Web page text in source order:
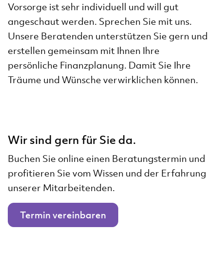
Vorsorge ist sehr individuell und will gut
angeschaut werden. Sprechen Sie mit uns.
Unsere Beratenden unterstützen Sie gern und
erstellen gemeinsam mit Ihnen Ihre
persönliche Finanzplanung. Damit Sie Ihre
Träume und Wünsche verwirklichen können.
Wir sind gern für Sie da.
Buchen Sie online einen Beratungstermin und
profitieren Sie vom Wissen und der Erfahrung
unserer Mitarbeitenden.
Termin vereinbaren